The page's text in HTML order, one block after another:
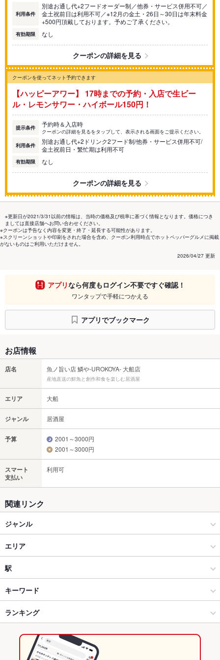
利用条件
別途お通し代+2フードオーダー制／他券・サービス併用不可／
金土祝前日は利用不可／※12月の金土・26日～30日は年末料金
+500円頂戴しております。予めご了承ください。
有効期限 なし
クーポンの詳細を見る
クーポンを使ってネット予約できます
【ハッピーアワー】 17時までの予約・入店で生ビー
ル・レモンサワー・ハイボール150円！
提示条件 予約時＆入店時
クーポンの詳細を見るをタップして、表示される画面をご提示ください。
利用条件
別途お通し代+2ドリンク2フード制/他券・サービス併用不可/
金土祝前日・繁忙期は利用不可
有効期限 なし
クーポンの詳細を見る
※更新日が2021/3/31以前の情報は、当時の価格及び税率に基づく情報となります。価格につき
ましては直接店舗へお問い合わせください。
※クーポンは予告なく内容を変更・終了・延長する可能性があります。
※スクリーンショットや印刷をされた場合を含め、クーポン利用時点でホットペッパーグルメに掲載
がないものはご利用いただけません。
2026/04/27 更新
アプリなら何度もログイン不要ですぐ確認！
ワンタップで手軽につかえる
アプリでブックマーク
お店情報
店名 魚ノ旨い店 鱗や-UROKOYA- 大船店
産地直送の鮮魚と創作和食を楽しむ居酒屋
エリア 大船
ジャンル 居酒屋
予算
2001～3000円
2001～3000円
スマート
支払い
利用可
関連リンク
ジャンル
居酒屋
和風
大船・戸塚・東戸塚・保土ヶ谷 × 居酒屋
大船・戸塚・東戸塚・保土ヶ谷 × 和風
大船駅 × 居酒屋
大船駅 × 和風
エリア
大船
大船 × 居酒屋
大船 × 和風
大船 × 和食
大船 × 鍋
駅
大船駅
キーワード
からあげ
ランキング
神奈川のグルメランキング
神奈川の居酒屋ランキング